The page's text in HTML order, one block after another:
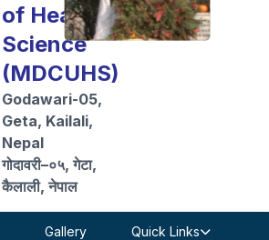
of Health
Science
(MDCUHS)
Godawari-05,
Geta, Kailali,
Nepal
गोदावरी–०५, गेटा,
कैलाली, नेपाल
Gallery Quick Links